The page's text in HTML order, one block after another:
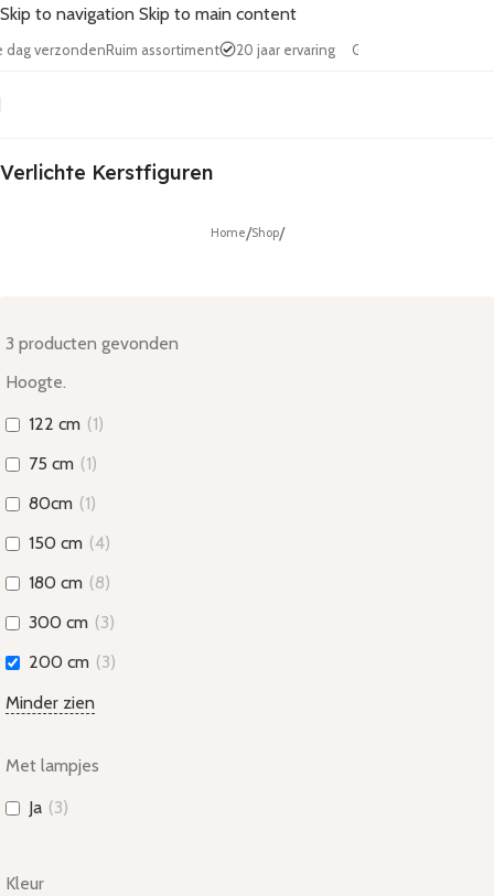
Skip to navigation Skip to main content
dag verzondenRuim assortiment 20 jaar ervaring
Verlichte Kerstfiguren
Home/Shop/
3 producten gevonden
Hoogte.
122 cm (1)
75 cm (1)
80cm (1)
150 cm (4)
180 cm (8)
300 cm (3)
200 cm (3)
Minder zien
Met lampjes
Ja (3)
Kleur